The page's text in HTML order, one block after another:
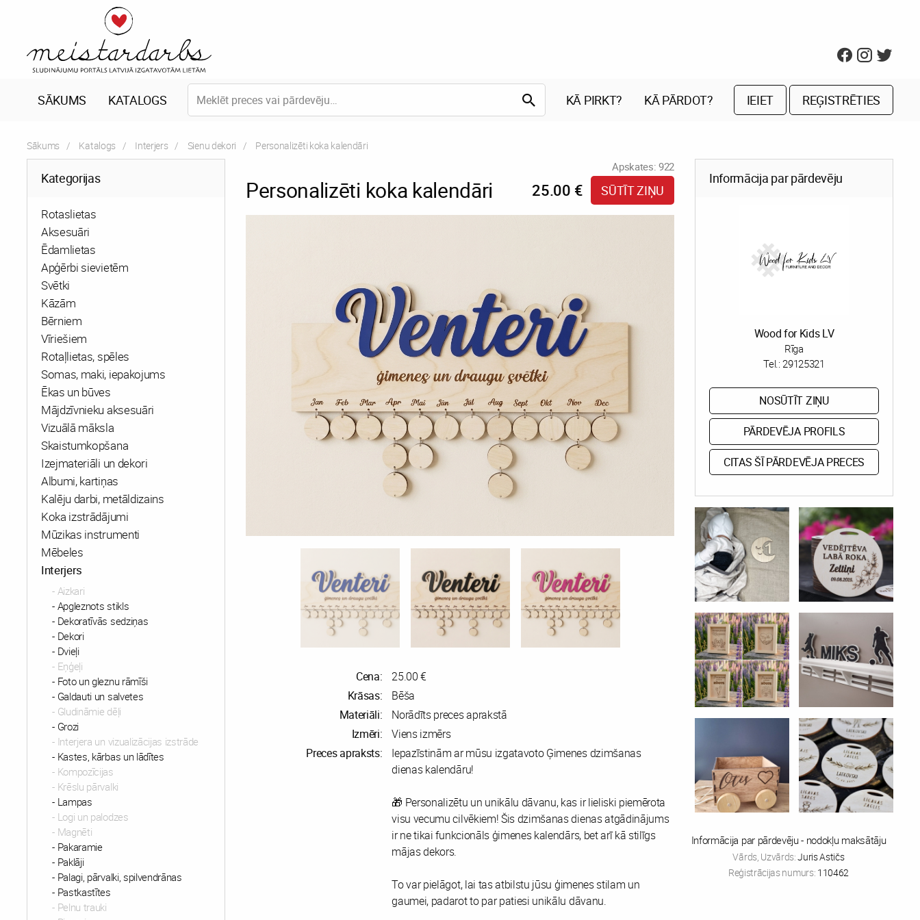
SĀKUMS KATALOGS KĀ PIRKT? KĀ PĀRDOT? IEIET REĢISTRĒTIES
Sākums Katalogs Interjers Sienu dekori Current:
Personalizēti koka kalendāri
Kategorijas
Rotaslietas
Aksesuāri
Ēdamlietas
Apģērbi sievietēm
Svētki
Kāzām
Bērniem
Vīriešiem
Rotaļlietas, spēles
Somas, maki, iepakojums
Ēkas un būves
Mājdzīvnieku aksesuāri
Vizuālā māksla
Skaistumkopšana
Izejmateriāli un dekori
Albumi, kartiņas
Kalēju darbi, metāldizains
Koka izstrādājumi
Mūzikas instrumenti
Mēbeles
Interjers
Aizkari
Apgleznots stikls
Dekoratīvās sedziņas
Dekori
Dvieļi
Eņģeļi
Foto un gleznu rāmīši
Galdauti un salvetes
Gludināmie dēļi
Grozi
Interjera un vizualizācijas izstrāde
Kastes, kārbas un lādītes
Kompozīcijas
Krēslu pārvalki
Lampas
Logi un palodzes
Magnēti
Pakaramie
Paklāji
Palagi, pārvalki, spilvendrānas
Pastkastītes
Pelnu trauki
Apskates: 922
Personalizēti koka kalendāri 25.00 € SŪTĪT ZIŅU
Cena:
25.00 €
Krāsas:
Bēša
Materiāli:
Norādīts preces aprakstā
Izmēri:
Viens izmērs
Preces apraksts:
Iepazīstinām ar mūsu izgatavoto Ģimenes dzimšanas
dienas kalendāru!
🎁 Personalizētu un unikālu dāvanu, kas ir lieliski piemērota
visu vecumu cilvēkiem! Šis dzimšanas dienas atgādinājums
ir ne tikai funkcionāls ģimenes kalendārs, bet arī kā stilīgs
mājas dekors.
To var pielāgot, lai tas atbilstu jūsu ģimenes stilam un
gaumei, padarot to par patiesi unikālu dāvanu.
Informācija par pārdevēju
Wood for Kids LV
Rīga
Tel.:29125321
NOSŪTĪT ZIŅU
PĀRDEVĒJA PROFILS
CITAS ŠĪ PĀRDEVĒJA PRECES
Informācija par pārdevēju - nodokļu maksātāju
Vārds, Uzvārds:Juris Astičs
Reģistrācijas numurs: 110462